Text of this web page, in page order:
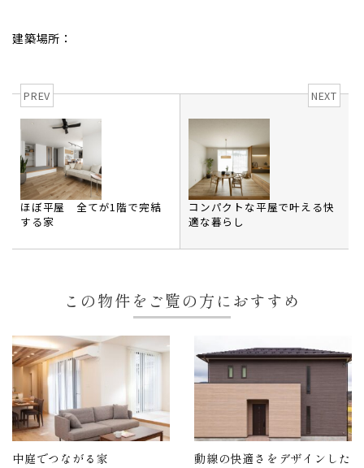
建築場所：
PREV
ほぼ平屋 全てが1階で完結
する家
NEXT
コンパクトな平屋で叶える快
適な暮らし
この物件をご覧の方におすすめ
中庭でつながる家
動線の快適さをデザインした